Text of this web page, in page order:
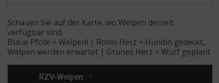
Schauen Sie auf der Karte, wo Welpen derzeit
verfügbar sind.
Blaue Pfote = Welpen! | Rotes Herz = Hündin gedeckt,
Welpen werden erwartet | Grünes Herz = Wurf geplant